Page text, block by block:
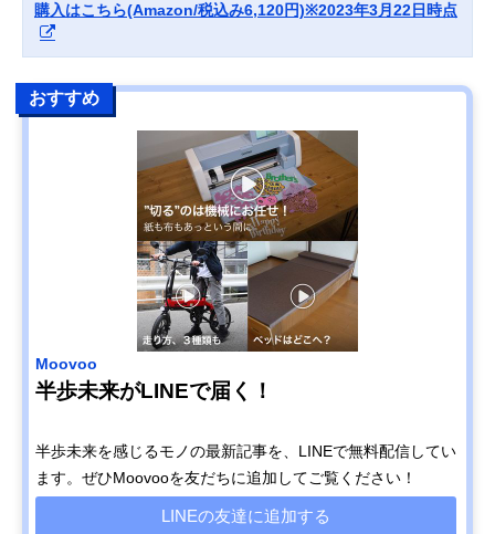
購入はこちら(Amazon/税込み6,120円)※2023年3月22日時点
おすすめ
Moovoo
半歩未来がLINEで届く！
半歩未来を感じるモノの最新記事を、LINEで無料配信してい
ます。ぜひMoovooを友だちに追加してご覧ください！
LINEの友達に追加する